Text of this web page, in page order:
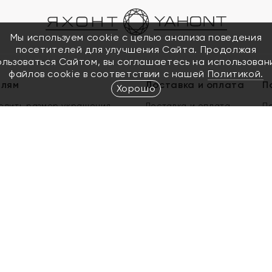
размер украшения
Доставка и оплата
Доставка и оплата
Мы используем cookie с целью анализа поведения
посетителей для улучшения Сайта. Продолжая
Сайтом, вы соглашаетесь на
файлов cookie в соответствии с нашей Политикой.
Хорошо